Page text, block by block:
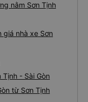
nằm Sơn Tịnh
giá nhà xe Sơn
- Sài Gòn
từ Sơn Tịnh